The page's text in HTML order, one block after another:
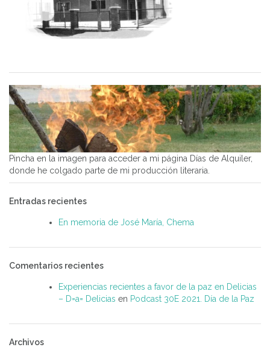
Pincha en la imagen para acceder a mi página Días de Alquiler,
donde he colgado parte de mi producción literaria.
Entradas recientes
En memoria de José María, Chema
Comentarios recientes
Experiencias recientes a favor de la paz en Delicias
– D=a= Delicias en Podcast 30E 2021. Día de la Paz
Archivos